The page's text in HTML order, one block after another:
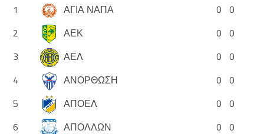
1
ΑΓΙΑ ΝΑΠΑ 0 0
2
ΑΕΚ 0 0
3
ΑΕΛ 0 0
4
ΑΝΟΡΘΩΣΗ 0 0
5
ΑΠΟΕΛ 0 0
6
ΑΠΟΛΛΩΝ 0 0